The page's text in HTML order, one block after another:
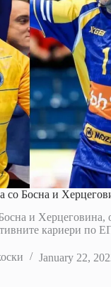
со Босна и
и Херцеговина,
кариери по
January 22,